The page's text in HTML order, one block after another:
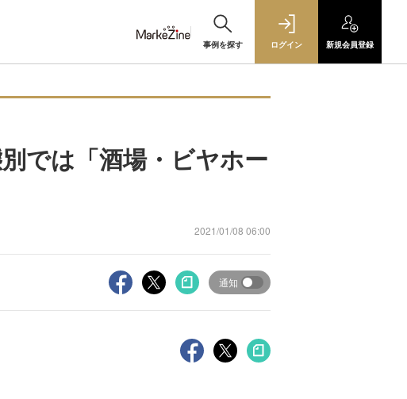
事例を探す ログイン 新規会員登録
では「酒場・ビヤホー
2021/01/08 06:00
通知